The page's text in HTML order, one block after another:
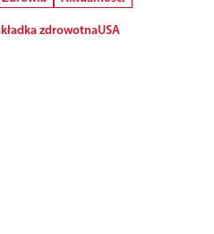
zdrowotnaUSA